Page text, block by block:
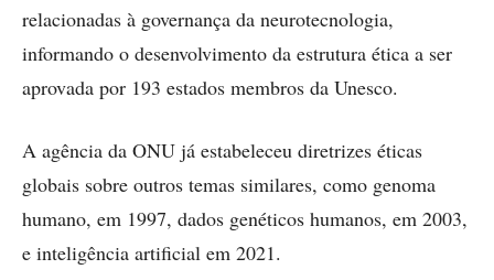
relacionadas à governança da neurotecnologia,
informando o desenvolvimento da estrutura ética a ser
aprovada por 193 estados membros da Unesco.
A agência da ONU já estabeleceu diretrizes éticas
globais sobre outros temas similares, como genoma
humano, em 1997, dados genéticos humanos, em 2003,
e inteligência artificial em 2021.